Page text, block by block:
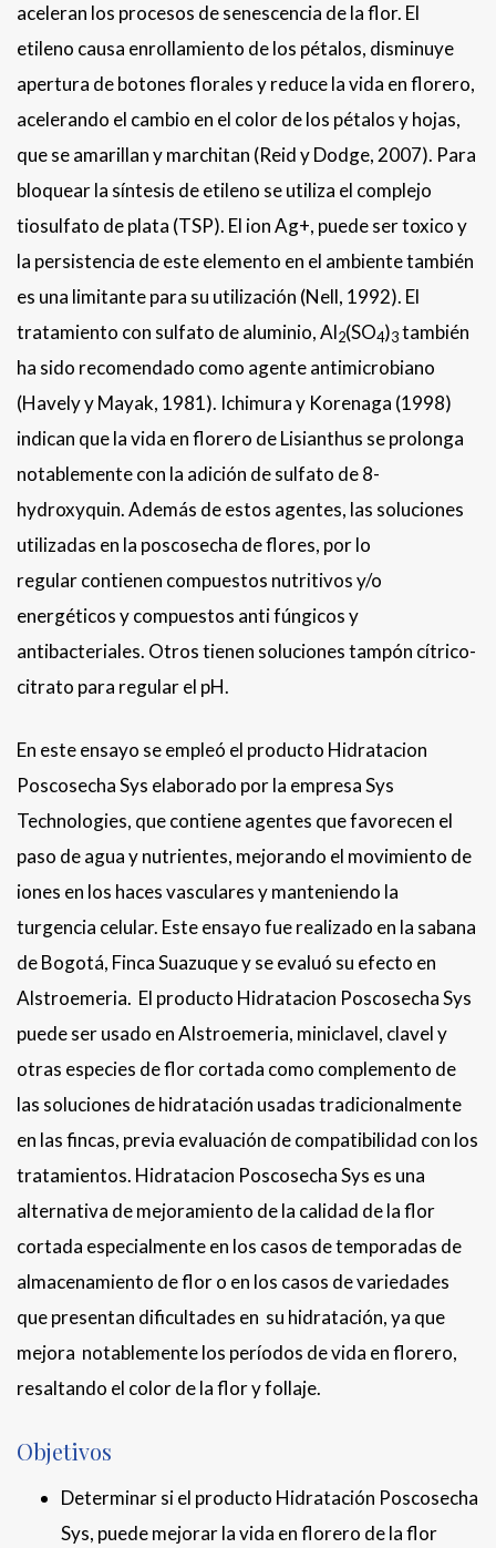
aceleran los procesos de senescencia de la flor. El
etileno causa enrollamiento de los pétalos, disminuye
apertura de botones florales y reduce la vida en florero,
acelerando el cambio en el color de los pétalos y hojas,
que se amarillan y marchitan (Reid y Dodge, 2007). Para
bloquear la síntesis de etileno se utiliza el complejo
tiosulfato de plata (TSP). El ion Ag+, puede ser toxico y
la persistencia de este elemento en el ambiente también
es una limitante para su utilización (Nell, 1992). El
tratamiento con sulfato de aluminio, Al2(SO4)3también
ha sido recomendado como agente antimicrobiano
(Havely y Mayak, 1981). Ichimura y Korenaga (1998)
indican que la vida en florero de Lisianthus se prolonga
notablemente con la adición de sulfato de 8-
hydroxyquin. Además de estos agentes, las soluciones
utilizadas en la poscosecha de flores, por lo
regular contienen compuestos nutritivos y/o
energéticos y compuestos anti fúngicos y
antibacteriales. Otros tienen soluciones tampón cítrico-
citrato para regular el pH.
En este ensayo se empleó el producto Hidratacion
Poscosecha Sys elaborado por la empresa Sys
Technologies, que contiene agentes que favorecen el
paso de agua y nutrientes, mejorando el movimiento de
iones en los haces vasculares y manteniendo la
turgencia celular. Este ensayo fue realizado en la sabana
de Bogotá, Finca Suazuque y se evaluó su efecto en
Alstroemeria. El producto Hidratacion Poscosecha Sys
puede ser usado en Alstroemeria, miniclavel, clavel y
otras especies de flor cortada como complemento de
las soluciones de hidratación usadas tradicionalmente
en las fincas, previa evaluación de compatibilidad con los
tratamientos. Hidratacion Poscosecha Sys es una
alternativa de mejoramiento de la calidad de la flor
cortada especialmente en los casos de temporadas de
almacenamiento de flor o en los casos de variedades
que presentan dificultades en su hidratación, ya que
mejora notablemente los períodos de vida en florero,
resaltando el color de la flor y follaje.
Objetivos
Determinar si el producto Hidratación Poscosecha
Sys, puede mejorar la vida en florero de la flor